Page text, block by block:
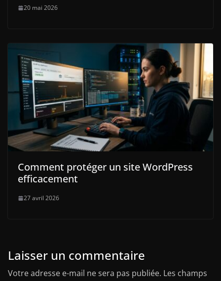
20 mai 2026
Comment protéger un site WordPress
efficacement
27 avril 2026
Laisser un commentaire
Votre adresse e-mail ne sera pas publiée. Les champs